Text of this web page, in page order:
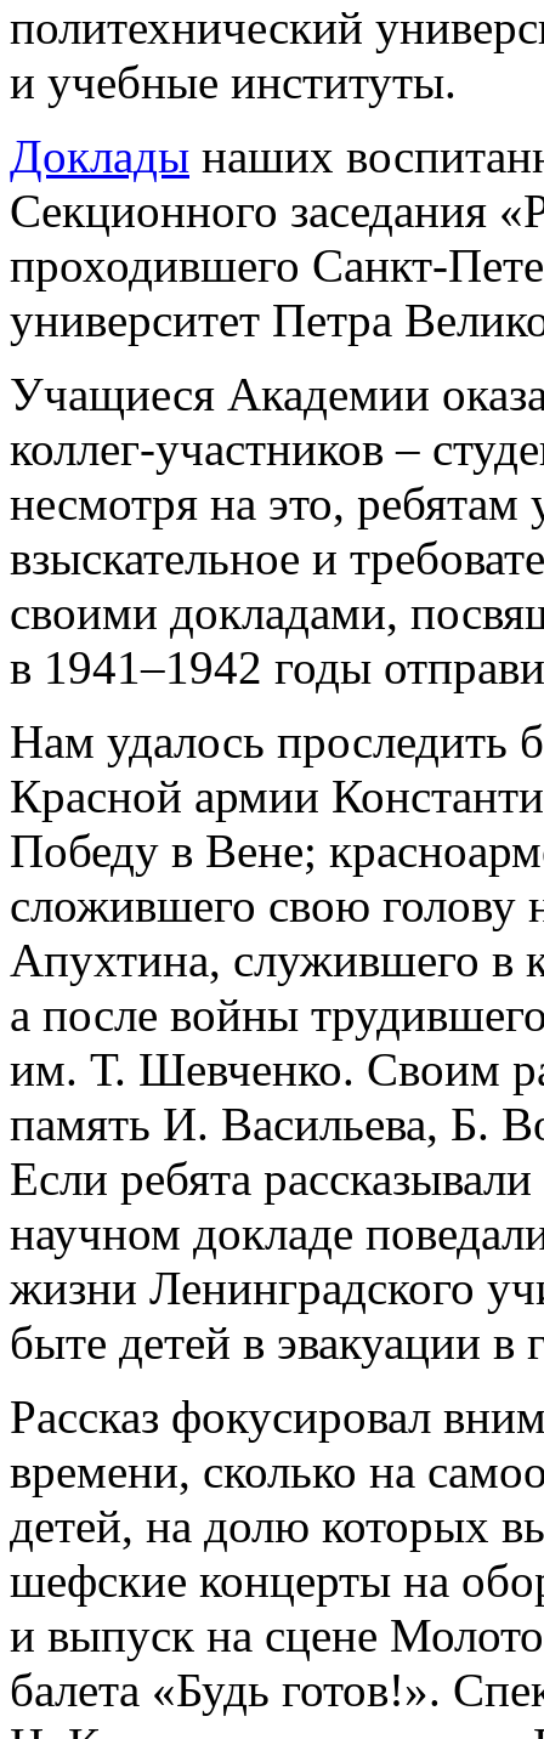
политехнический
и учебные институты.
Доклады наших
Секционного заседания
проходившего Санкт-
университет Петра
Учащиеся Академии
коллег-участников –
несмотря на это, ребятам
взыскательное и
своими докладами,
в 1941–1942 годы
Нам удалось проследить
Красной армии
Победу в Вене;
сложившего свою голову
Апухтина, служившего в
а после войны
им. Т. Шевченко. Своим
память И. Васильева, Б.
Если ребята
научном докладе
жизни Ленинградского
быте детей в эвакуации
Рассказ фокусировал
времени, сколько на
детей, на долю которых
шефские концерты на
и выпуск на сцене
балета «Будь готов!».